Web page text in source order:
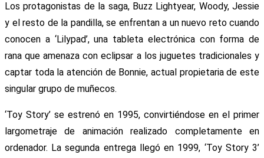
Los protagonistas de la saga, Buzz Lightyear, Woody, Jessie
y el resto de la pandilla, se enfrentan a un nuevo reto cuando
conocen a ‘Lilypad’, una tableta electrónica con forma de
rana que amenaza con eclipsar a los juguetes tradicionales y
captar toda la atención de Bonnie, actual propietaria de este
singular grupo de muñecos.
‘Toy Story’ se estrenó en 1995, convirtiéndose en el primer
largometraje de animación realizado completamente en
ordenador. La segunda entrega llegó en 1999, ‘Toy Story 3’